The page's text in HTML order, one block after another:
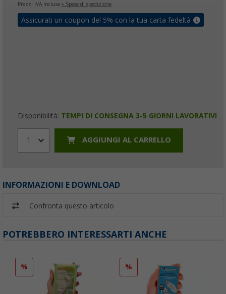
Prezzi IVA inclusa + Spese di spedizione
Assicurati un coupon del 5% con la tua carta fedeltà
Disponibilità: TEMPI DI CONSEGNA 3-5 GIORNI LAVORATIVI
1 AGGIUNGI AL CARRELLO
INFORMAZIONI E DOWNLOAD
Confronta questo articolo
POTREBBERO INTERESSARTI ANCHE
% %